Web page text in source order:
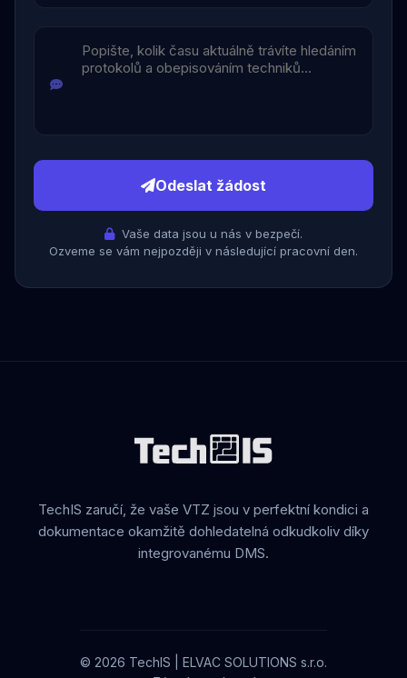
Odeslat žádost
Vaše data jsou u nás v bezpečí.
Ozveme se vám nejpozději v následující pracovní den.
TechIS zaručí, že vaše VTZ jsou v perfektní kondici a
dokumentace okamžitě dohledatelná odkudkoliv díky
integrovanému DMS.
© 2026 TechIS | ELVAC SOLUTIONS s.r.o.